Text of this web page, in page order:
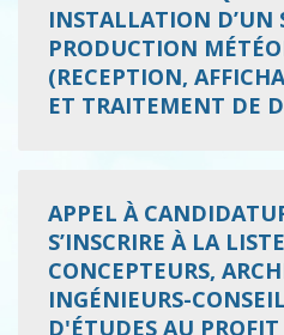
INSTALLATION D’UN
PRODUCTION
(RECEPTION,
ET TRAITEMENT DE
APPEL À
S’INSCRIRE À LA
CONCEPTEURS,
INGÉNIEURS-
D'ÉTUDES AU